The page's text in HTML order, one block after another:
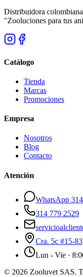
Distribuidora
"Zooluciones para tus
Catálogo
Tienda
Marcas
Promociones
Empresa
Nosotros
Blog
Contacto
Atención
WhatsApp
314 779 2529
Cra. 5c #15-
Lun - Vie ·
© 2026 Zooluvet SAS.